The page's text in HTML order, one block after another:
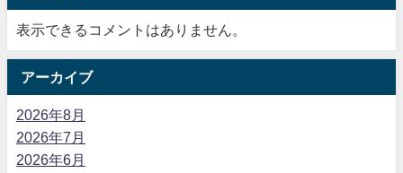
表示できるコメントはありません。
アーカイブ
2026年8月
2026年7月
2026年6月